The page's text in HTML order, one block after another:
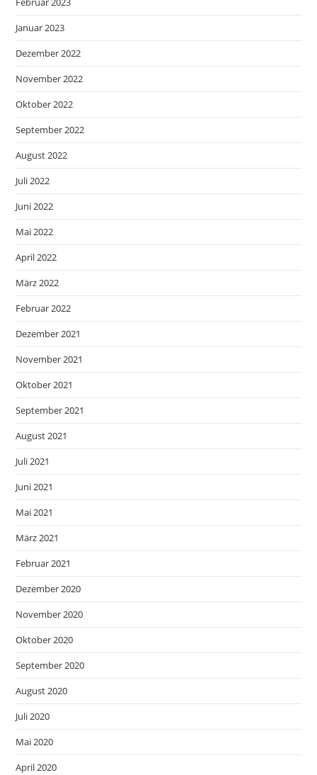
Januar 2023
Dezember 2022
November 2022
Oktober 2022
September 2022
August 2022
Juli 2022
Juni 2022
Mai 2022
April 2022
März 2022
Februar 2022
Dezember 2021
November 2021
Oktober 2021
September 2021
August 2021
Juli 2021
Juni 2021
Mai 2021
März 2021
Februar 2021
Dezember 2020
November 2020
Oktober 2020
September 2020
August 2020
Juli 2020
Mai 2020
April 2020